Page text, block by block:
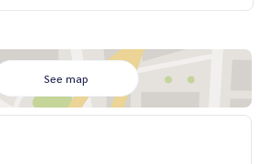
#homeforsale #homeforsell #ho
See map